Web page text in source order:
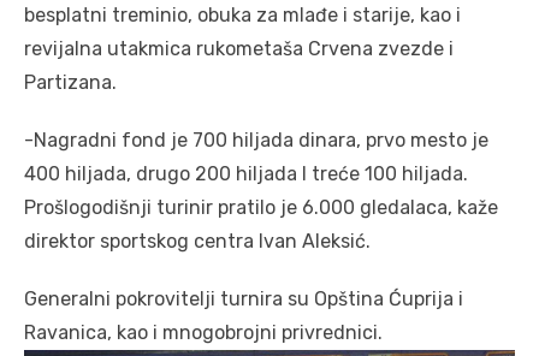
besplatni treminio, obuka za mlađe i starije, kao i
revijalna utakmica rukometaša Crvena zvezde i
Partizana.
-Nagradni fond je 700 hiljada dinara, prvo mesto je
400 hiljada, drugo 200 hiljada I treće 100 hiljada.
Prošlogodišnji turinir pratilo je 6.000 gledalaca, kaže
direktor sportskog centra Ivan Aleksić.
Generalni pokrovitelji turnira su Opština Ćuprija i
Ravanica, kao i mnogobrojni privrednici.